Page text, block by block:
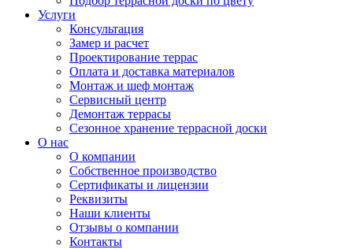
Услуги
Консультация
Замер и расчет
Проектирование террас
Оплата и доставка материалов
Монтаж и шеф монтаж
Сервисный центр
Демонтаж террасы
Сезонное хранение террасной доски
О нас
О компании
Собственное производство
Сертификаты и лицензии
Реквизиты
Наши клиенты
Отзывы о компании
Контакты